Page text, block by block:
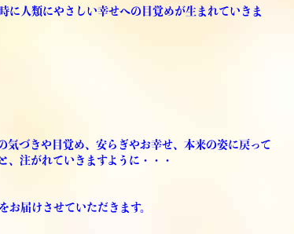
に人類にやさしい幸せへの目覚めが生まれていきま
気づきや目覚め、安らぎやお幸せ、本来の姿に戻って
、注がれていきますように・・・
お届けさせていただきます。